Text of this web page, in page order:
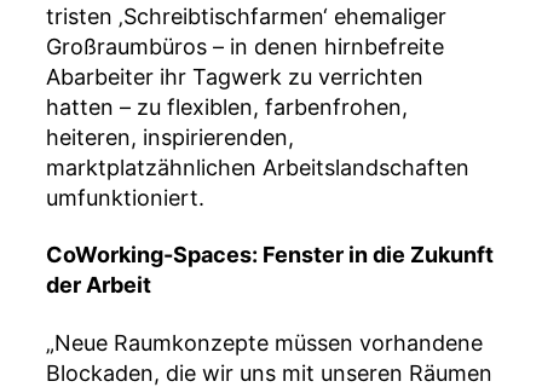
tristen ‚Schreibtischfarmen‘ ehemaliger
Großraumbüros – in denen hirnbefreite
Abarbeiter ihr Tagwerk zu verrichten
hatten – zu flexiblen, farbenfrohen,
heiteren, inspirierenden,
marktplatzähnlichen Arbeitslandschaften
umfunktioniert.
CoWorking-Spaces: Fenster in die Zukunft
der Arbeit
„Neue Raumkonzepte müssen vorhandene
Blockaden, die wir uns mit unseren Räumen